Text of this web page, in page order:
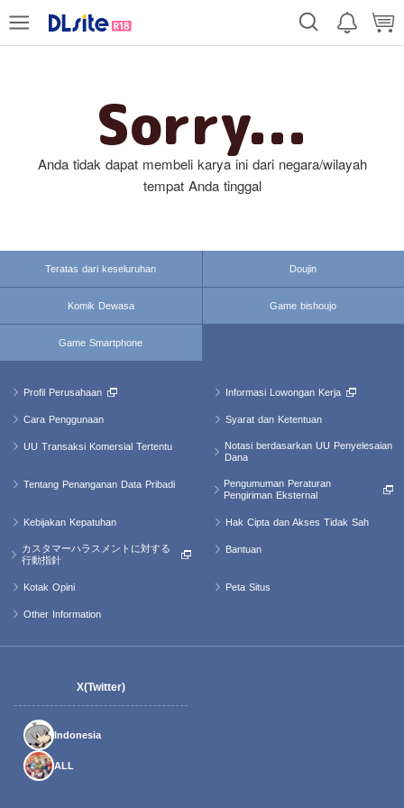
Sorry...
Anda tidak dapat membeli karya ini dari negara/wilayah
tempat Anda tinggal
Teratas dari keseluruhan Doujin
Komik Dewasa Game bishoujo
Game Smartphone
Profil Perusahaan Informasi Lowongan Kerja
Cara Penggunaan Syarat dan Ketentuan
UU Transaksi Komersial Tertentu
Notasi berdasarkan UU Penyelesaian
Dana
Tentang Penanganan Data Pribadi
Pengumuman Peraturan
Pengiriman Eksternal
Kebijakan Kepatuhan Hak Cipta dan Akses Tidak Sah
カスタマーハラスメントに対する
行動指針
Bantuan
Kotak Opini Peta Situs
Other Information
X(Twitter)
Indonesia
ALL